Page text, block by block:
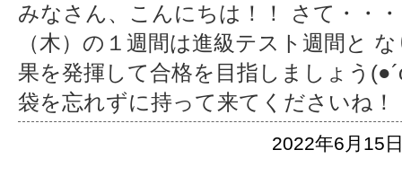
みなさん、こんにちは！！ さて・・
（木）の１週間は進級テスト週間と
果を発揮して合格を目指しましょう
袋を忘れずに持って来てくださいね！
2022年6月15